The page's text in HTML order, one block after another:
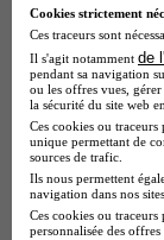
Chaumont
Cookies strictement
Ces traceurs sont
Il s'agit notamment de
pendant sa navigation
ou les offres vues,
la sécurité du site web
Ces cookies ou
unique permettant de
sources de trafic.
Ils nous permettent
navigation dans nos
Ces cookies ou
personnalisée des